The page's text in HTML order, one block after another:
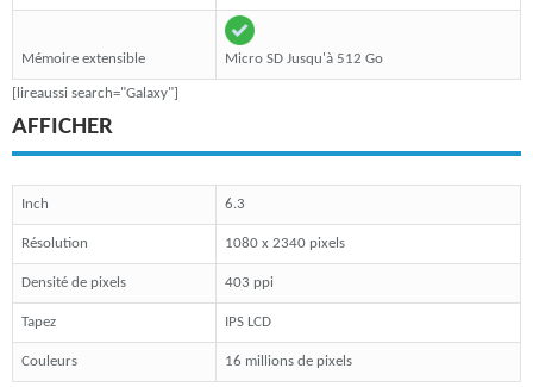
Mémoire extensible Micro SD Jusqu'à 512 Go
[lireaussi search="Galaxy"]
AFFICHER
Inch 6.3
Résolution 1080 x 2340 pixels
Densité de pixels 403 ppi
Tapez IPS LCD
Couleurs 16 millions de pixels